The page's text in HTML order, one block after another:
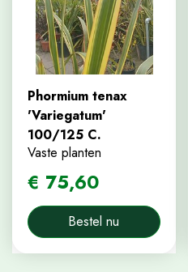
Phormium tenax
'Variegatum'
100/125 C.
Vaste planten
€ 75,60
Bestel nu